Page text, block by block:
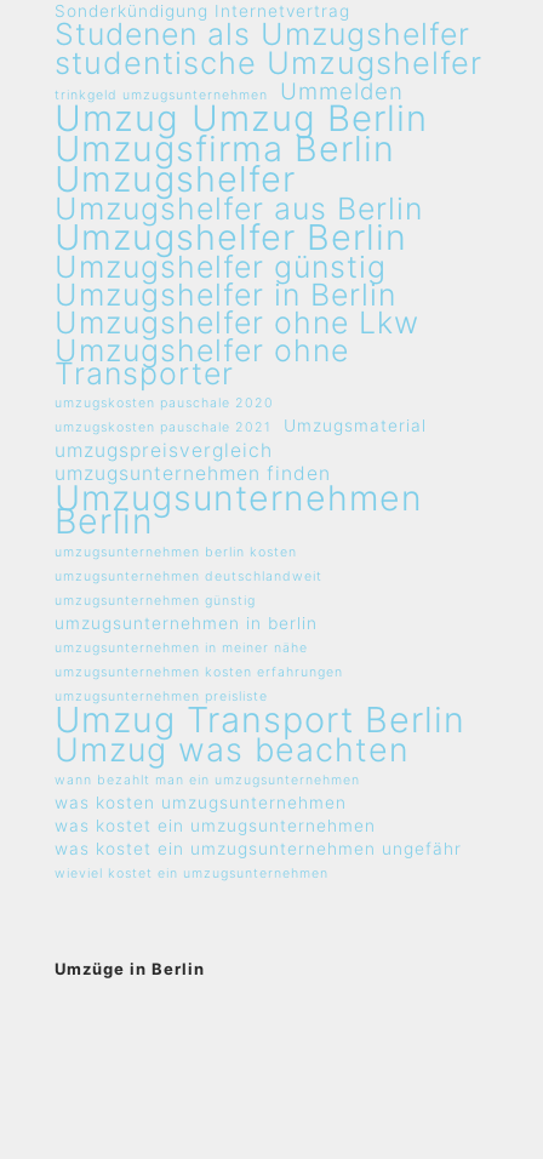
Sonderkündigung Internetvertrag
Studenen als Umzugshelfer
studentische Umzugshelfer
trinkgeld umzugsunternehmen Ummelden
Umzug Umzug Berlin
Umzugsfirma Berlin
Umzugshelfer
Umzugshelfer aus Berlin
Umzugshelfer Berlin
Umzugshelfer günstig
Umzugshelfer in Berlin
Umzugshelfer ohne Lkw
Umzugshelfer ohne
Transporter
umzugskosten pauschale 2020
umzugskosten pauschale 2021
Umzugsmaterial
umzugspreisvergleich
umzugsunternehmen finden
Umzugsunternehmen
Berlin
umzugsunternehmen berlin kosten
umzugsunternehmen deutschlandweit
umzugsunternehmen günstig
umzugsunternehmen in berlin
umzugsunternehmen in meiner nähe
umzugsunternehmen kosten erfahrungen
umzugsunternehmen preisliste
Umzug Transport Berlin
Umzug was beachten
wann bezahlt man ein umzugsunternehmen
was kosten umzugsunternehmen
was kostet ein umzugsunternehmen
was kostet ein umzugsunternehmen ungefähr
wieviel kostet ein umzugsunternehmen
Umzüge in Berlin